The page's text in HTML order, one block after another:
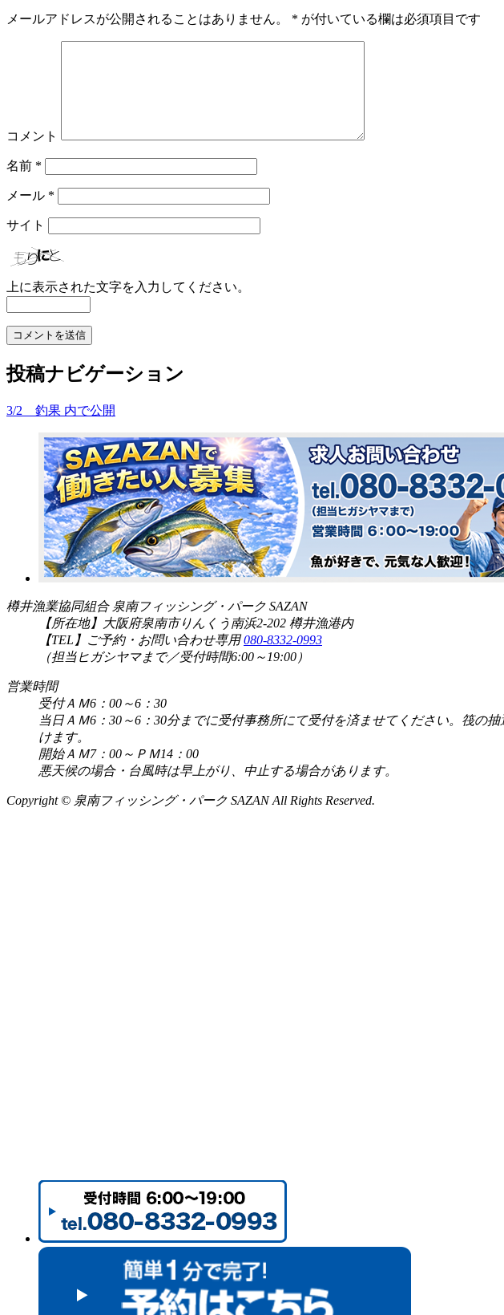
メールアドレスが公開されることはありません。 * が付いている欄は必須項目です
コメント
名前 *
メール *
サイト
上に表示された文字を入力してください。
投稿ナビゲーション
3/2 釣果 内で公開
樽井漁業協同組合 泉南フィッシング・パーク SAZAN
【所在地】大阪府泉南市りんくう南浜2-202 樽井漁港内
【TEL】ご予約・お問い合わせ専用080-8332-0993
（担当ヒガシヤマまで／受付時間6:00～19:00）
営業時間
受付ＡＭ6：00～6：30
当日ＡＭ6：30～6：30分までに受付事務所にて受付を済ませてください。筏
けます。
開始ＡＭ7：00～ＰＭ14：00
悪天候の場合・台風時は早上がり、中止する場合があります。
Copyright © 泉南フィッシング・パーク SAZAN All Rights Reserved.